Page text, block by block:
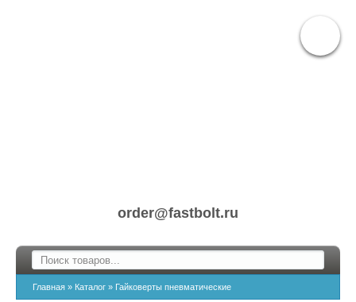
order@fastbolt.ru
Главная » Каталог » Гайковерты пневматические